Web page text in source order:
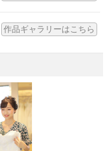
作品ギャラリーはこちら